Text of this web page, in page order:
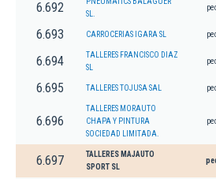
6.692
SL.
6.693 CARROCERIAS IGARA SL
6.694
TALLERES FRANCISCO DIAZ
SL
6.695 TALLERES TOJUSA SAL
6.696
TALLERES MORAUTO
CHAPA Y PINTURA
SOCIEDAD LIMITADA.
6.697
TALLERES MAJAUTO
SPORT SL